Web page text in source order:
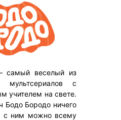
самый веселый из
мультсериалов с
учителем на свете.
Бодо Бородо ничего
с ним можно всему